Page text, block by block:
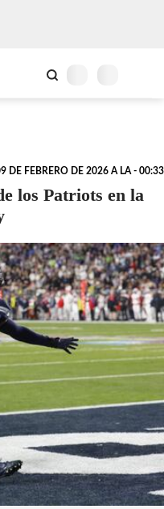
DE FEBRERO DE 2026 A LA - 00:33
los Patriots en la